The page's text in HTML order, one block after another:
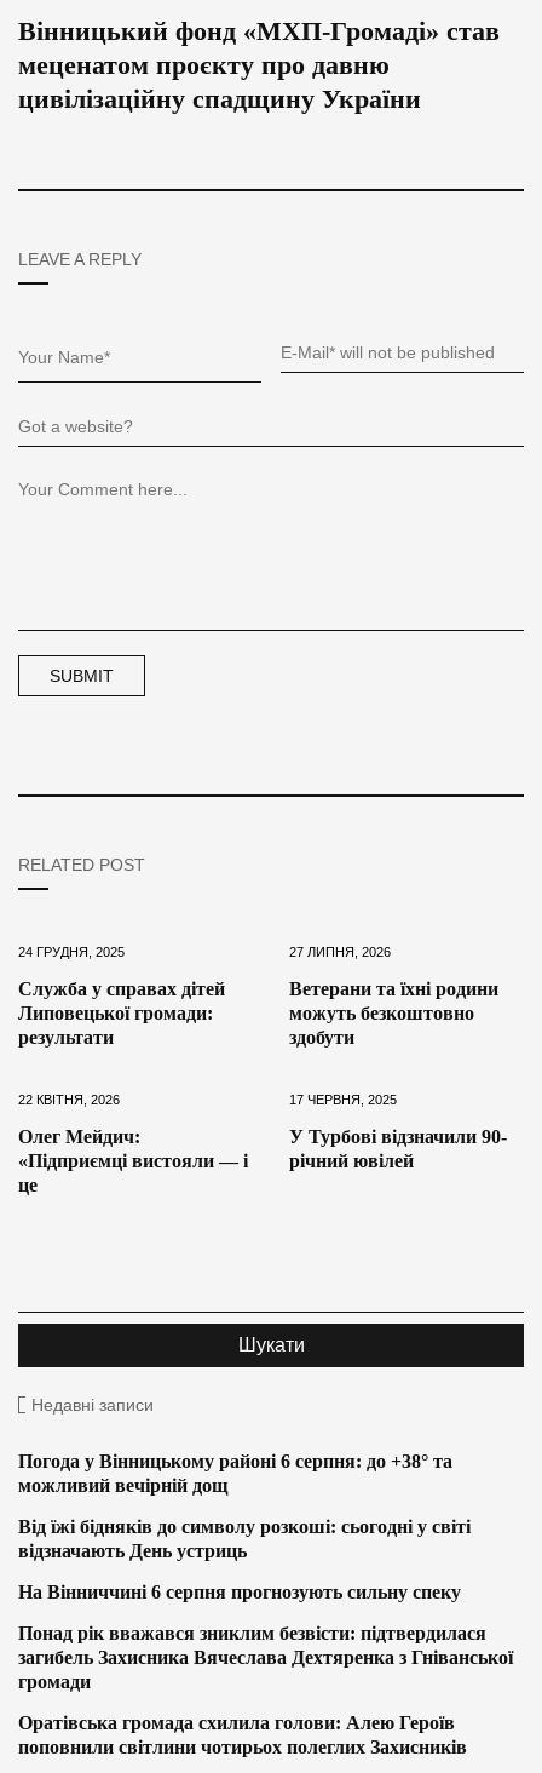
Вінницький фонд «МХП-Громаді» став
меценатом проєкту про давню
цивілізаційну спадщину України
LEAVE A REPLY
RELATED POST
24 ГРУДНЯ, 2025
Служба у справах дітей
Липовецької громади:
результати
27 ЛИПНЯ, 2026
Ветерани та їхні родини
можуть безкоштовно
здобути
22 КВІТНЯ, 2026
Олег Мейдич:
«Підприємці вистояли — і
це
17 ЧЕРВНЯ, 2025
У Турбові відзначили 90-
річний ювілей
Недавні записи
Погода у Вінницькому районі 6 серпня: до +38° та
можливий вечірній дощ
Від їжі бідняків до символу розкоші: сьогодні у світі
відзначають День устриць
На Вінниччині 6 серпня прогнозують сильну спеку
Понад рік вважався зниклим безвісти: підтвердилася
загибель Захисника Вячеслава Дехтяренка з Гніванської
громади
Оратівська громада схилила голови: Алею Героїв
поповнили світлини чотирьох полеглих Захисників